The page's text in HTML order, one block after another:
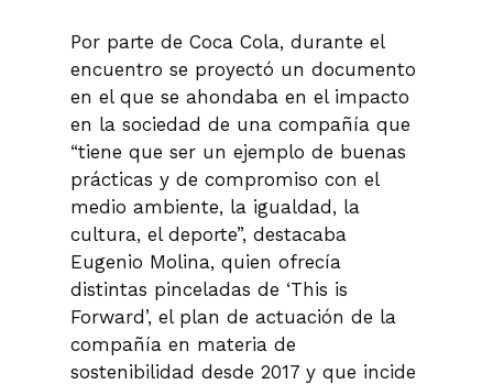
Por parte de Coca Cola, durante el
encuentro se proyectó un documento
en el que se ahondaba en el impacto
en la sociedad de una compañía que
“tiene que ser un ejemplo de buenas
prácticas y de compromiso con el
medio ambiente, la igualdad, la
cultura, el deporte”, destacaba
Eugenio Molina, quien ofrecía
distintas pinceladas de ‘This is
Forward’, el plan de actuación de la
compañía en materia de
sostenibilidad desde 2017 y que incide